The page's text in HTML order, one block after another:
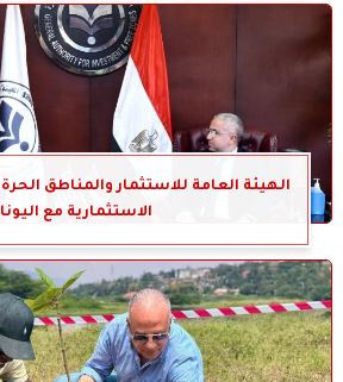
الهيئة العامة للاستثمار والمناطق
الاستثمارية مع